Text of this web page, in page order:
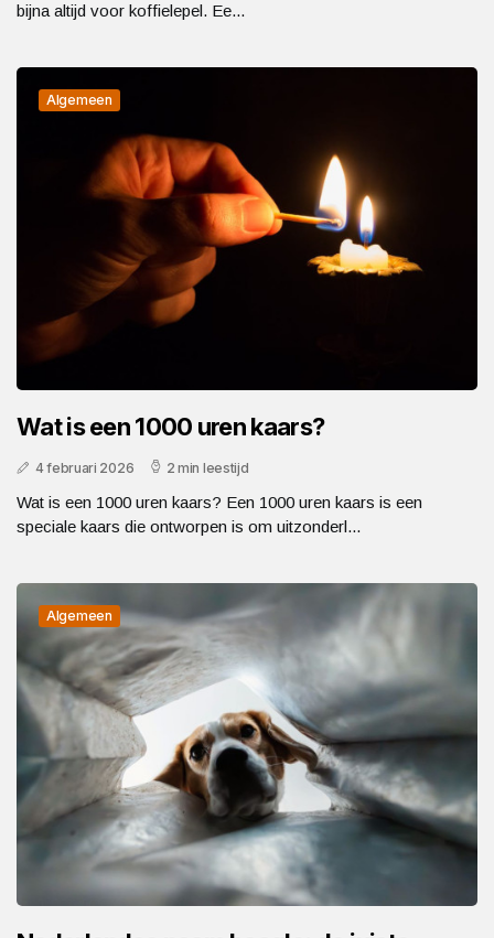
bijna altijd voor koffielepel. Ee...
Algemeen
Wat is een 1000 uren kaars?
4 februari 2026 2 min leestijd
Wat is een 1000 uren kaars? Een 1000 uren kaars is een
speciale kaars die ontworpen is om uitzonderl...
Algemeen